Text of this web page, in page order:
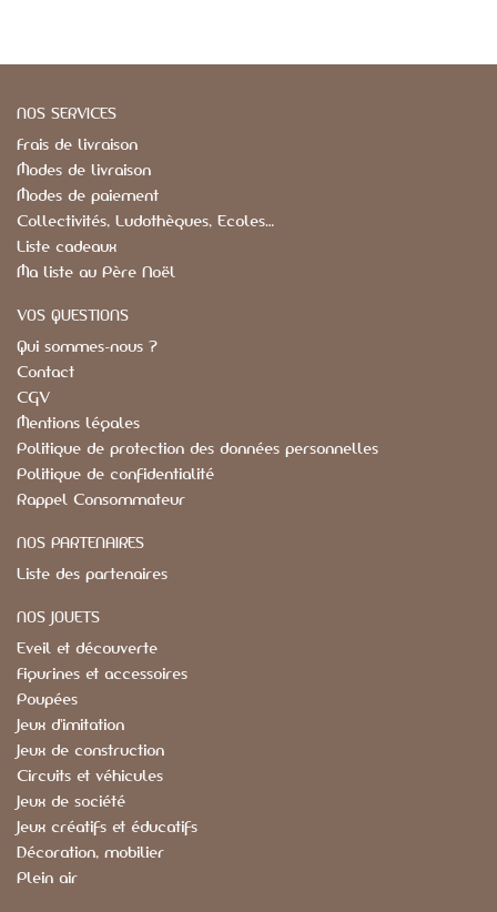
NOS SERVICES
Frais de livraison
Modes de livraison
Modes de paiement
Collectivités, Ludothèques, Ecoles…
Liste cadeaux
Ma liste au Père Noël
VOS QUESTIONS
Qui sommes-nous ?
Contact
CGV
Mentions légales
Politique de protection des données personnelles
Politique de confidentialité
Rappel Consommateur
NOS PARTENAIRES
Liste des partenaires
NOS JOUETS
Eveil et découverte
Figurines et accessoires
Poupées
Jeux d'imitation
Jeux de construction
Circuits et véhicules
Jeux de société
Jeux créatifs et éducatifs
Décoration, mobilier
Plein air